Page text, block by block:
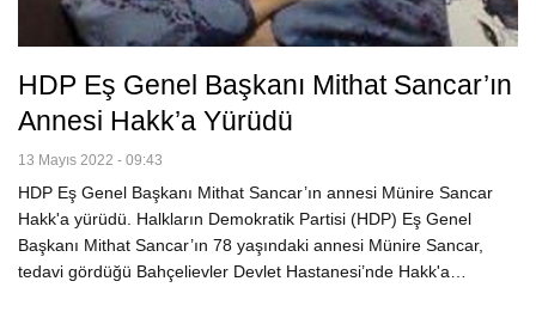
HDP Eş Genel Başkanı Mithat Sancar’ın
Annesi Hakk’a Yürüdü
13 Mayıs 2022 - 09:43
HDP Eş Genel Başkanı Mithat Sancar’ın annesi Münire Sancar
Hakk'a yürüdü. Halkların Demokratik Partisi (HDP) Eş Genel
Başkanı Mithat Sancar’ın 78 yaşındaki annesi Münire Sancar,
tedavi gördüğü Bahçelievler Devlet Hastanesi’nde Hakk'a…